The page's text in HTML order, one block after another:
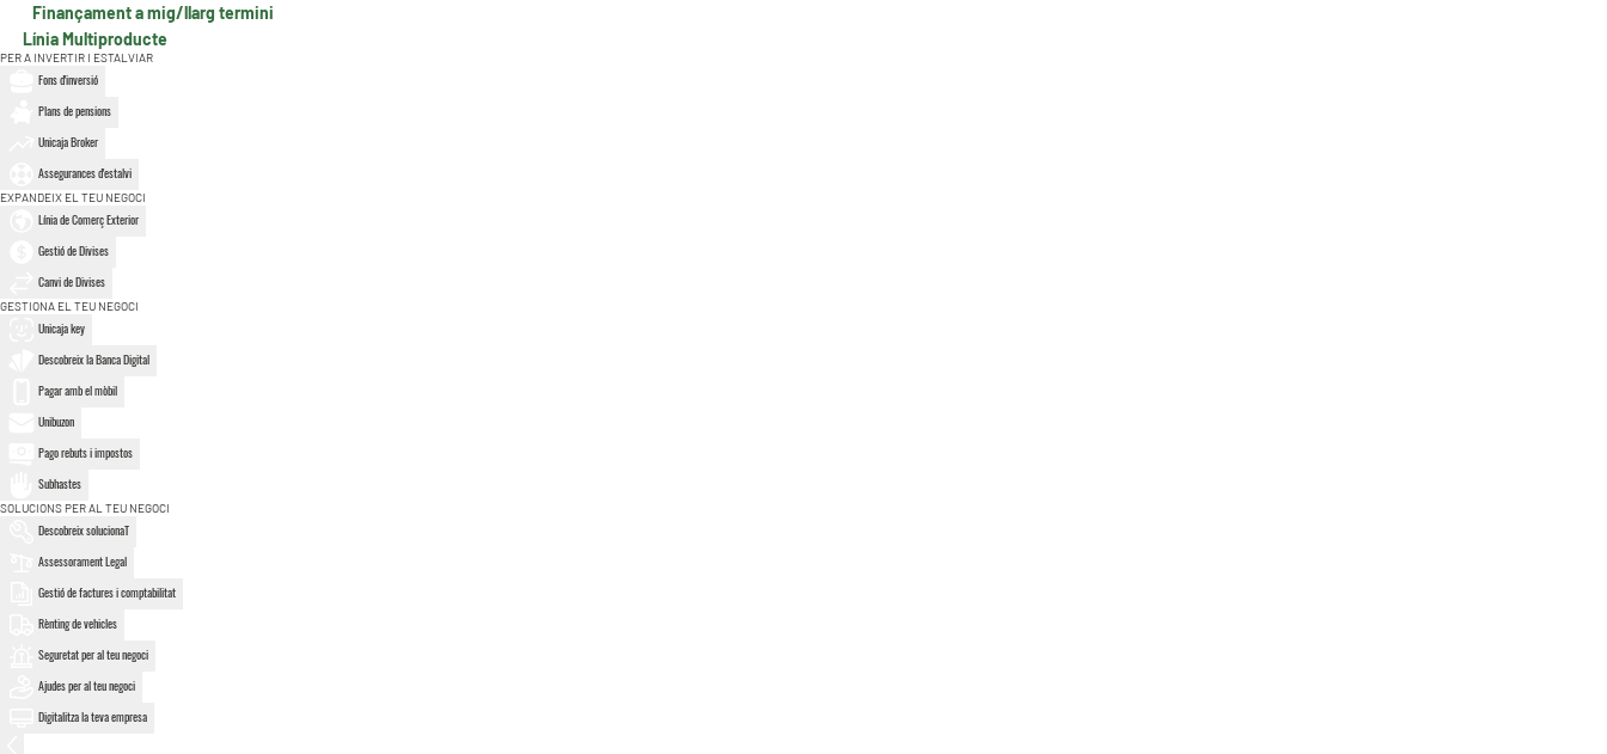
Finançament a mig/llarg termini
Línia Multiproducte
PER A INVERTIR I ESTALVIAR
Fons d'inversió
Plans de pensions
Unicaja Broker
Assegurances d'estalvi
EXPANDEIX EL TEU NEGOCI
Línia de Comerç Exterior
Gestió de Divises
Canvi de Divises
GESTIONA EL TEU NEGOCI
Unicaja key
Descobreix la Banca Digital
Pagar amb el mòbil
Unibuzon
Pago rebuts i impostos
Subhastes
SOLUCIONS PER AL TEU NEGOCI
Descobreix solucionaT
Assessorament Legal
Gestió de factures i comptabilitat
Rènting de vehicles
Seguretat per al teu negoci
Ajudes per al teu negoci
Digitalitza la teva empresa